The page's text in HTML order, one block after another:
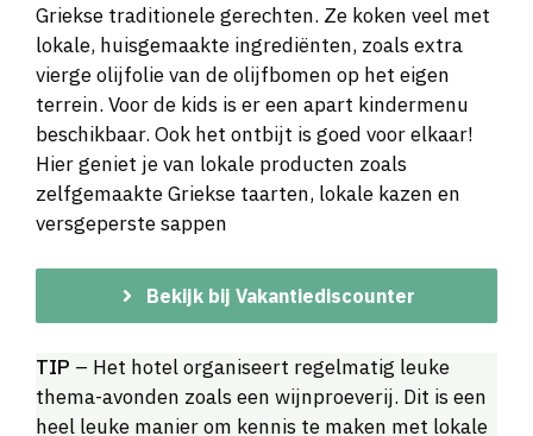
Griekse traditionele gerechten. Ze koken veel met
lokale, huisgemaakte ingrediënten, zoals extra
vierge olijfolie van de olijfbomen op het eigen
terrein. Voor de kids is er een apart kindermenu
beschikbaar. Ook het ontbijt is goed voor elkaar!
Hier geniet je van lokale producten zoals
zelfgemaakte Griekse taarten, lokale kazen en
versgeperste sappen
Bekijk bij Vakantiediscounter
TIP – Het hotel organiseert regelmatig leuke
thema-avonden zoals een wijnproeverij. Dit is een
heel leuke manier om kennis te maken met lokale